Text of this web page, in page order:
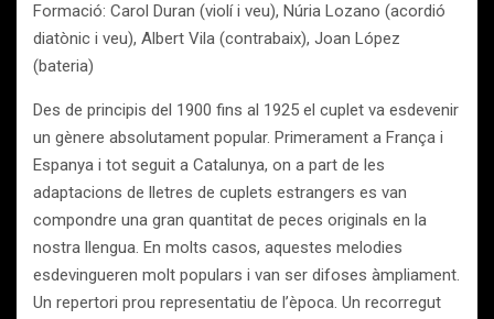
Formació: Carol Duran (violí i veu), Núria Lozano (acordió
diatònic i veu), Albert Vila (contrabaix), Joan López
(bateria)
Des de principis del 1900 fins al 1925 el cuplet va esdevenir
un gènere absolutament popular. Primerament a França i
Espanya i tot seguit a Catalunya, on a part de les
adaptacions de lletres de cuplets estrangers es van
compondre una gran quantitat de peces originals en la
nostra llengua. En molts casos, aquestes melodies
esdevingueren molt populars i van ser difoses àmpliament.
Un repertori prou representatiu de l’època. Un recorregut